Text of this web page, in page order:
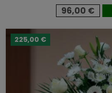
96,00 €
225,00 €